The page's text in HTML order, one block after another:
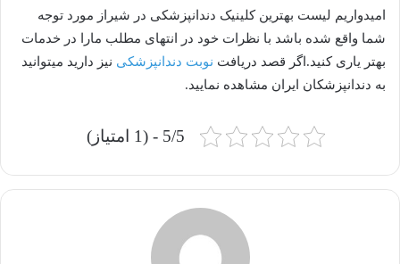
امیدواریم لیست بهترین کلینیک دندانپزشکی در شیراز مورد توجه
شما واقع شده باشد با نظرات خود در انتهای مطلب مارا در خدمات
بهتر یاری کنید.اگر قصد دریافت نوبت دندانپزشکی نیز دارید میتوانید
به دندانپزشکان ایران مشاهده نمایید.
5/5 - (1 امتیاز)